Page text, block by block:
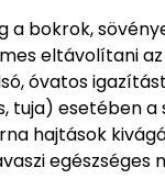
a bokrok,
eltávolítani
óvatos
tuja) esetében a
hajtások
egészséges